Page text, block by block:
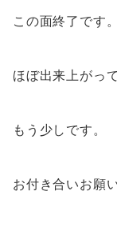
この面終了です。
ほぼ出来上がっ
もう少しです。
お付き合いお願